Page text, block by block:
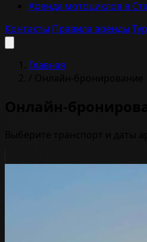
Аренда мотоциклов в
Контакты Правила аренды
Главная